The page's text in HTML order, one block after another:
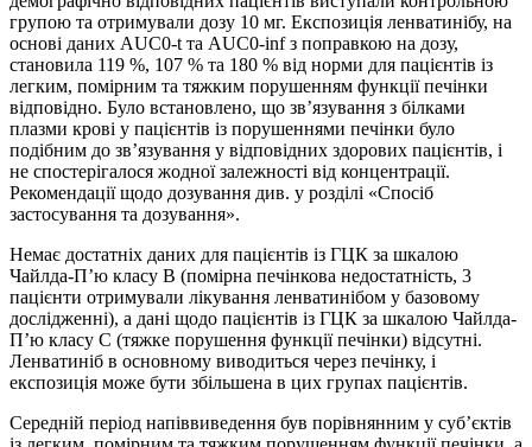
групою та отримували дозу 10 мг. Експозиція ленватинібу, на
основі даних AUC0-t та AUC0-inf з поправкою на дозу,
становила 119 %, 107 % та 180 % від норми для пацієнтів із
легким, помірним та тяжким порушенням функції печінки
відповідно. Було встановлено, що зв’язування з білками
плазми крові у пацієнтів із порушеннями печінки було
подібним до зв’язування у відповідних здорових пацієнтів, і
не спостерігалося жодної залежності від концентрації.
Рекомендації щодо дозування див. у розділі «Спосіб
застосування та дозування».
Немає достатніх даних для пацієнтів із ГЦК за шкалою
Чайлда-П’ю класу В (помірна печінкова недостатність, 3
пацієнти отримували лікування ленватинібом у базовому
дослідженні), а дані щодо пацієнтів із ГЦК за шкалою Чайлда-
П’ю класу C (тяжке порушення функції печінки) відсутні.
Ленватиніб в основному виводиться через печінку, і
експозиція може бути збільшена в цих групах пацієнтів.
Середній період напіввиведення був порівнянним у суб’єктів